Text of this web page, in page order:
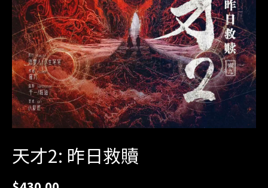
天才2: 昨日救贖